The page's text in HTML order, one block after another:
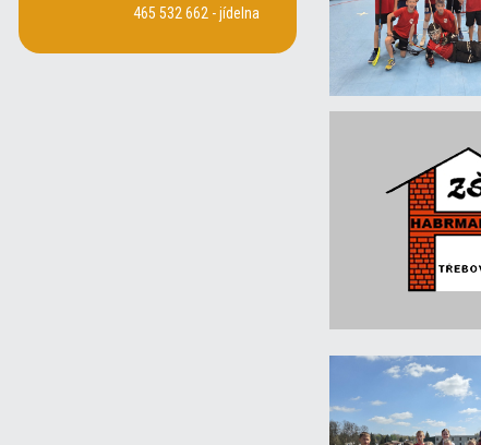
465 532 662 - jídelna